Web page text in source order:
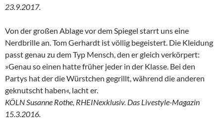
23.9.2017.
Von der großen Ablage vor dem Spiegel starrt uns eine
Nerdbrille an. Tom Gerhardt ist völlig begeistert. Die Kleidung
passt genau zu dem Typ Mensch, den er gleich verkörpert:
»Genau so einen hatte früher jeder in der Klasse. Bei den
Partys hat der die Würstchen gegrillt, während die anderen
geknutscht haben«, lacht er.
KÖLN Susanne Rothe, RHEINexklusiv. Das Livestyle-Magazin
15.3.2016.